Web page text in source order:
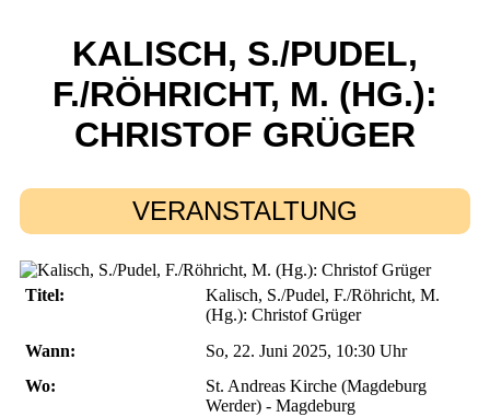
KALISCH, S./PUDEL,
F./RÖHRICHT, M. (HG.):
CHRISTOF GRÜGER
VERANSTALTUNG
Titel:
Kalisch, S./Pudel, F./Röhricht, M.
(Hg.): Christof Grüger
Wann:
So, 22. Juni 2025, 10:30 Uhr
Wo:
St. Andreas Kirche (Magdeburg
Werder) - Magdeburg